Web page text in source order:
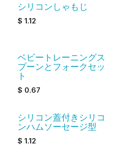
シリコンしゃもじ
$ 1.12
ベビートレーニングス
プーンとフォークセッ
ト
$ 0.67
シリコン蓋付きシリコ
ンハムソーセージ型
$ 1.12